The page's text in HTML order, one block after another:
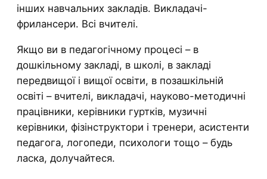
інших навчальних закладів. Викладачі-
фрилансери. Всі вчителі.
Якщо ви в педагогічному процесі – в
дошкільному закладі, в школі, в закладі
передвищої і вищої освіти, в позашкільній
освіті – вчителі, викладачі, науково-методичні
працівники, керівники гуртків, музичні
керівники, фізінструктори і тренери, асистенти
педагога, логопеди, психологи тощо – будь
ласка, долучайтеся.